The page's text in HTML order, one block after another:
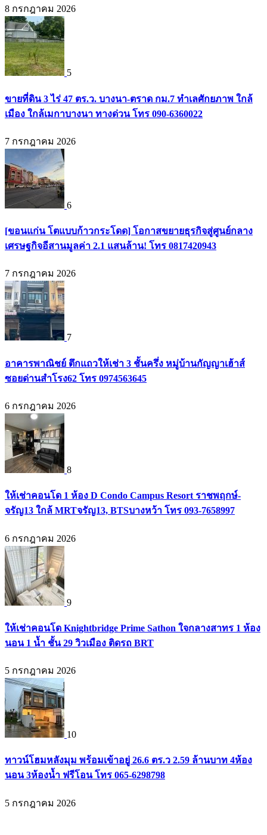
8 กรกฎาคม 2026
5
ขายที่ดิน 3 ไร่ 47 ตร.ว. บางนา-ตราด กม.7 ทำเลศักยภาพ ใกล้
เมือง ใกล้เมกาบางนา ทางด่วน โทร 090-6360022
7 กรกฎาคม 2026
6
[ขอนแก่น โตแบบก้าวกระโดด] โอกาสขยายธุรกิจสู่ศูนย์กลาง
เศรษฐกิจอีสานมูลค่า 2.1 แสนล้าน! โทร 0817420943
7 กรกฎาคม 2026
7
อาคารพาณิชย์ ตึกแถวให้เช่า 3 ชั้นครึ่ง หมู่บ้านกัญญาเฮ้าส์
ซอยด่านสำโรง62 โทร 0974563645
6 กรกฎาคม 2026
8
ให้เช่าคอนโด 1 ห้อง D Condo Campus Resort ราชพฤกษ์-
จรัญ13 ใกล้ MRTจรัญ13, BTSบางหว้า โทร 093-7658997
6 กรกฎาคม 2026
9
ให้เช่าคอนโด Knightbridge Prime Sathon ใจกลางสาทร 1 ห้อง
นอน 1 น้ำ ชั้น 29 วิวเมือง ติดรถ BRT
5 กรกฎาคม 2026
10
ทาวน์โฮมหลังมุม พร้อมเข้าอยู่ 26.6 ตร.ว 2.59 ล้านบาท 4ห้อง
นอน 3ห้องน้ำ ฟรีโอน โทร 065-6298798
5 กรกฎาคม 2026